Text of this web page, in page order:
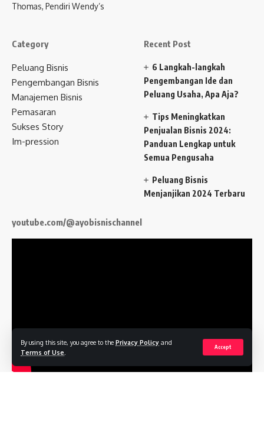
By using this site, you agree to the Privacy Policy and
Terms of Use
Accept
Thomas, Pendiri Wendy’s
Category
Peluang Bisnis
Pengembangan Bisnis
Manajemen Bisnis
Pemasaran
Sukses Story
Im-pression
Recent Post
6 Langkah-langkah
Pengembangan Ide dan
Peluang Usaha, Apa Aja?
Tips Meningkatkan
Penjualan Bisnis 2024:
Panduan Lengkap untuk
Semua Pengusaha
Peluang Bisnis
Menjanjikan 2024 Terbaru
youtube.com/@ayobisnischannel